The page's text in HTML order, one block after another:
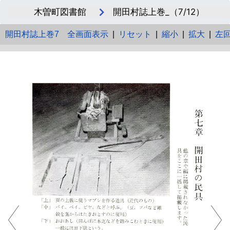
木曽町図書館 開田村誌上巻_（7/12）